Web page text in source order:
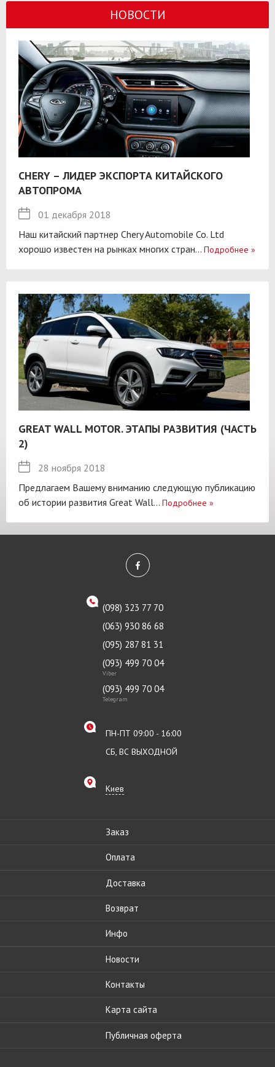
НОВОСТИ
CHERY – ЛИДЕР ЭКСПОРТА КИТАЙСКОГО
АВТОПРОМА
01 декабря 2018
Наш китайский партнер Chery Automobile Co. Ltd
хорошо известен на рынках многих стран... Подробнее »
GREAT WALL MOTOR. ЭТАПЫ РАЗВИТИЯ (ЧАСТЬ
2)
28 ноября 2018
Предлагаем Вашему вниманию следующую публикацию
об истории развития Great Wall... Подробнее »
(098) 323 77 70
(063) 930 86 68
(095) 287 81 31
(093) 499 70 04
Viber
(093) 499 70 04
Telegram
ПН-ПТ 09:00 - 16:00
СБ, ВС ВЫХОДНОЙ
Киев
Заказ
Оплата
Доставка
Возврат
Инфо
Новости
Контакты
Карта сайта
Публичная оферта